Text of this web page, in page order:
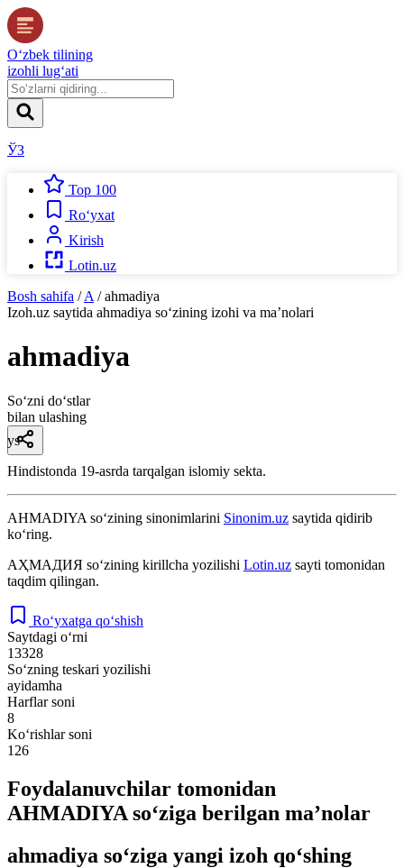
O‘zbek tilining
izohli lug‘ati
ЎЗ
Top 100
Ro‘yxat
Kirish
Lotin.uz
Bosh sahifa / A / ahmadiya
Izoh.uz saytida ahmadiya so‘zining izohi va ma’nolari
ahmadiya
So‘zni do‘stlar
bilan ulashing
ys
Hindistonda 19-asrda tarqalgan islomiy sekta.
AHMADIYA so‘zining sinonimlarini Sinonim.uz saytida qidirib
ko‘ring.
АҲМАДИЯ so‘zining kirillcha yozilishi Lotin.uz sayti tomonidan
taqdim qilingan.
Ro‘yxatga qo‘shish
Saytdagi o‘rni
13328
So‘zning teskari yozilishi
ayidamha
Harflar soni
8
Ko‘rishlar soni
126
Foydalanuvchilar tomonidan
AHMADIYA so‘ziga berilgan ma’nolar
ahmadiya so‘ziga yangi izoh qo‘shing